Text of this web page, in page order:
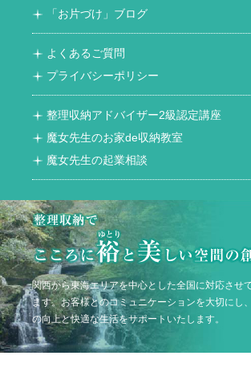
「お片づけ」ブログ
よくあるご質問
プライバシーポリシー
整理収納アドバイザー2級認定講座
魔女先生のお家de収納教室
魔女先生の起業相談
関西から東海エリアを中心とした全国に対応させ
ます。お客様とのコミュニケーションを大切にし
の向上と快適な生活をサポートいたします。